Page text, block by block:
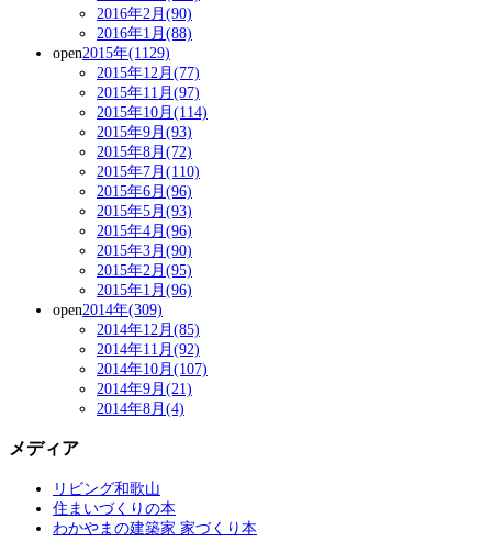
2016年2月(90)
2016年1月(88)
open2015年(1129)
2015年12月(77)
2015年11月(97)
2015年10月(114)
2015年9月(93)
2015年8月(72)
2015年7月(110)
2015年6月(96)
2015年5月(93)
2015年4月(96)
2015年3月(90)
2015年2月(95)
2015年1月(96)
open2014年(309)
2014年12月(85)
2014年11月(92)
2014年10月(107)
2014年9月(21)
2014年8月(4)
メディア
リビング和歌山
住まいづくりの本
わかやまの建築家 家づくり本